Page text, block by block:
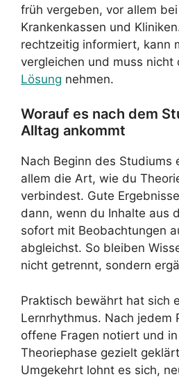
früh vergeben, vor allem
Krankenkassen und
rechtzeitig informiert, kann
vergleichen und muss nicht
Lösung nehmen.
Worauf es nach dem
Alltag ankommt
Nach Beginn des Studiums
allem die Art, wie du
verbindest. Gute
dann, wenn du Inhalte aus
sofort mit Beobachtungen
abgleichst. So bleiben
nicht getrennt, sondern
Praktisch bewährt hat sich
Lernrhythmus. Nach jedem
offene Fragen notiert und
Theoriephase gezielt
Umgekehrt lohnt es sich,